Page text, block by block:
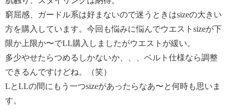
窮屈感、ガードル系は好まないので迷うときはsizeの大きい
方を購入しています。今回も悩みに悩んでウエストsizeが下
限か上限か〜でLL購入しましたがウエストが緩い。
多少やせたらつめるしかないか、、、ベルト仕様なら調整
できるんですけどね。（笑）
LとLLの間にもう一つsizeがあったらなあ〜と何時も思いま
す。